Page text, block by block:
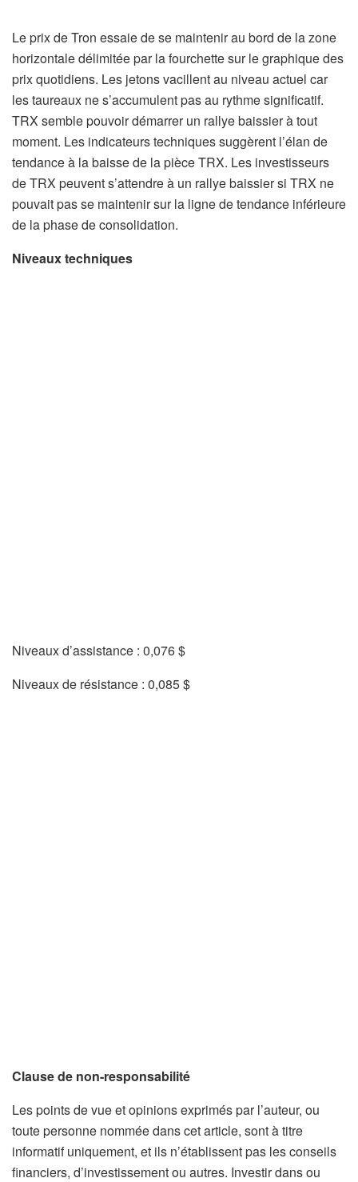
Le prix de Tron essaie de se maintenir au bord de la zone
horizontale délimitée par la fourchette sur le graphique des
prix quotidiens. Les jetons vacillent au niveau actuel car
les taureaux ne s’accumulent pas au rythme significatif.
TRX semble pouvoir démarrer un rallye baissier à tout
moment. Les indicateurs techniques suggèrent l’élan de
tendance à la baisse de la pièce TRX. Les investisseurs
de TRX peuvent s’attendre à un rallye baissier si TRX ne
pouvait pas se maintenir sur la ligne de tendance inférieure
de la phase de consolidation.
Niveaux techniques
Niveaux d’assistance : 0,076 $
Niveaux de résistance : 0,085 $
Clause de non-responsabilité
Les points de vue et opinions exprimés par l’auteur, ou
toute personne nommée dans cet article, sont à titre
informatif uniquement, et ils n’établissent pas les conseils
financiers, d’investissement ou autres. Investir dans ou